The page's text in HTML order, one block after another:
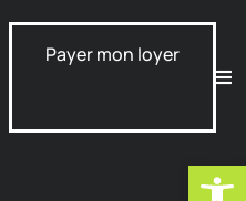
Ouvrir
Payer mon loyer